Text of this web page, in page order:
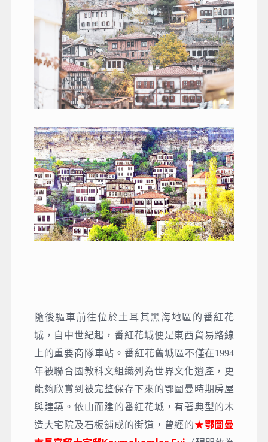
隨後驅車前往位於土耳其黑海地區的番紅花
城，自中世紀起，番紅花城便是東西貿易路線
上的重要商隊車站。番紅花舊城區不僅在1994
年被聯合國教科文組織列為世界文化遺產，更
能夠欣賞到被完整保存下來的鄂圖曼時期房屋
與建築。依山而建的番紅花城，有著典型的木
造大宅院及石板舖成的街道，曾經的★鄂圖曼